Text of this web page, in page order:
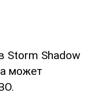
Storm Shadow
может